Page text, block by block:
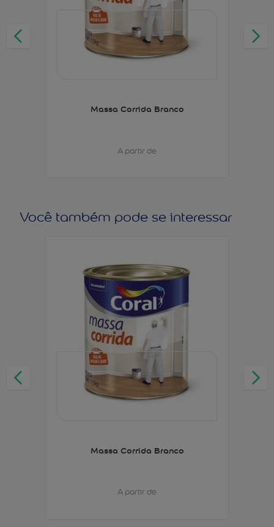
Massa Corrida Branco
A partir de
Você também pode se interessar
Massa Corrida Branco
A partir de